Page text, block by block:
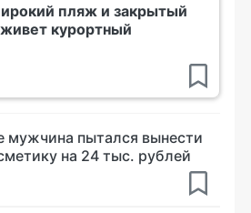
пляж и закрытый
курортный
мужчина пытался вынести
на 24 тыс. рублей